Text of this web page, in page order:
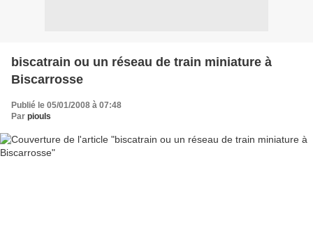
biscatrain ou un réseau de train miniature à
Biscarrosse
Publié le 05/01/2008 à 07:48
Par piouls